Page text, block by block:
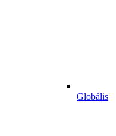
Globális